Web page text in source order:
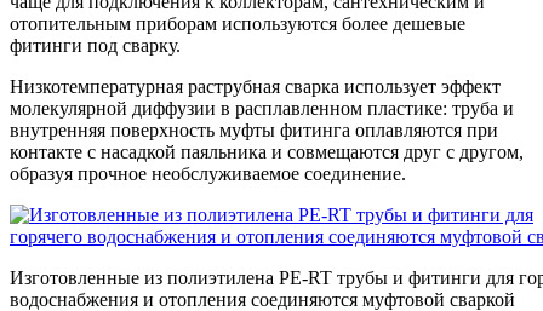
отопительным приборам используются более дешевые
фитинги под сварку.
Низкотемпературная раструбная сварка использует эффект
молекулярной диффузии в расплавленном пластике: труба и
внутренняя поверхность муфты фитинга оплавляются при
контакте с насадкой паяльника и совмещаются друг с другом,
образуя прочное необслуживаемое соединение.
Изготовленные из полиэтилена PE-RT трубы и фитинги для
водоснабжения и отопления соединяются муфтовой сваркой